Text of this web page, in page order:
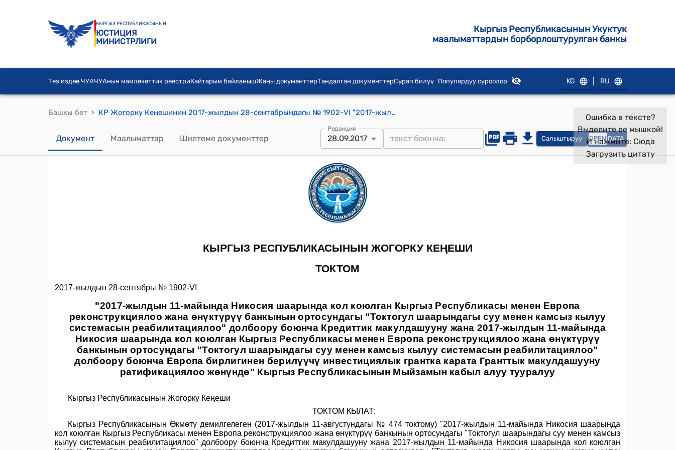
КЫРГЫЗ РЕСПУБЛИКАСЫНЫН
ЮСТИЦИЯ
МИНИСТРЛИГИ
Кыргыз Республикасынын Укуктук
маалыматтардын борборлоштурулган банкы
Тез издөө ЧУАЧУАнын мамлекеттик реестриКайтарым байланышЖаңы документтерТандалган документтерСурап билүү Популярдуу суроолор KG RU
Башкы бет › КР Жогорку Кеңешинин 2017-жылдын 28-сентябрындагы № 1902-VI "2017-жылдын 11-майында Никосия шаарында кол коюлган Кыргыз Республикасы менен Европа реконструкциялоо жана өнүктүрүү банкынын ортосундагы "Токтогул шаарындагы суу менен камсыз кылуу системасын реабилитациялоо" долбоору боюнча Кредиттик макулдашууну жана 2017-жылдын 11-майында Никосия шаарында кол коюлган Кыргыз Республикасы менен Европа реконструкциялоо жана өнүктүрүү банкынын ортосундагы "Токтогул шаарындагы суу менен камсыз кылуу системасын реабилитациялоо" долбоору боюнча Европа бирлигинен берилүүчү инвестициялык грантка карата Гранттык макулдашууну ратификациялоо жөнүндө" Кыргыз Республикасынын Мыйзамын кабыл алуу тууралуу" токтому
Документ Маалыматтар Шилтеме документтер
Редакция
28.09.2017 Салыштыруу OPEN DATA
Ошибка в тексте?
Выделите ее мышкой!
И нажмите: Сюда
Загрузить цитату